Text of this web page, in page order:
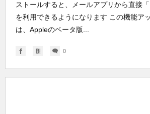
ストールすると、メールアプリから直接「
を利用できるようになります この機能ア
は、Appleのベータ版...
0